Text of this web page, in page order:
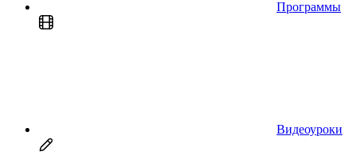
Программы
Видеоуроки